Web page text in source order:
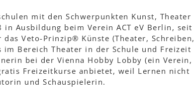
mit den Schwerpunkten Kunst, Theater
Ausbildung beim Verein ACT eV Berlin, seit
Veto-Prinzip® Künste (Theater, Schreiben,
im Bereich Theater in der Schule und Freizeit
bei der Vienna Hobby Lobby (ein Verein,
Freizeitkurse anbietet, weil Lernen nicht
und Schauspielerin.